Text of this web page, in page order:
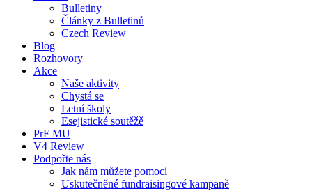
Bulletiny
Články z Bulletinů
Czech Review
Blog
Rozhovory
Akce
Naše aktivity
Chystá se
Letní školy
Esejistické soutěžě
PrF MU
V4 Review
Podpořte nás
Jak nám můžete pomoci
Uskutečněné fundraisingové kampaně